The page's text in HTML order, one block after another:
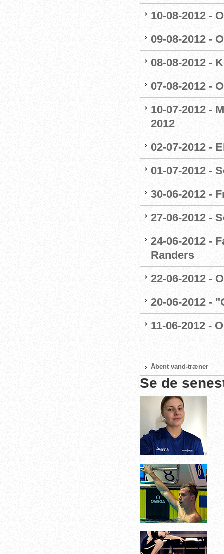
10-08-2012 -
09-08-2012 -
08-08-2012 -
07-08-2012 -
10-07-2012 -
2012
02-07-2012 -
01-07-2012 -
30-06-2012 -
27-06-2012 -
24-06-2012 -
Randers
22-06-2012 -
20-06-2012 -
11-06-2012 -
Åbent vand-træner
Se de